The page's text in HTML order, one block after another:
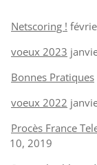
Netscoring !
voeux 2023
Bonnes Pratiques
voeux 2022
Procès France
10, 2019